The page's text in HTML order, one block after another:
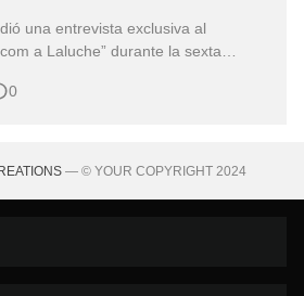
una entrevista exclusiva al
a Laluche” durante la sexta
de Brasil. En medio del
0
— © YOUR COPYRIGHT 2024